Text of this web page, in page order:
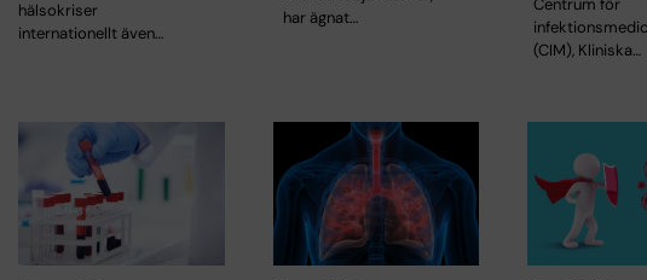
hälsokriser
internationellt även…
har ägnat…
(CIM), Kliniska…